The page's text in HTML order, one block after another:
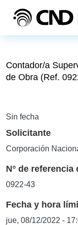
Contador/a
de Obra (Ref.
Sin fecha
Solicitante
Corporación
N° de referencia
0922-43
Fecha y hora
jue, 08/12/2022 -